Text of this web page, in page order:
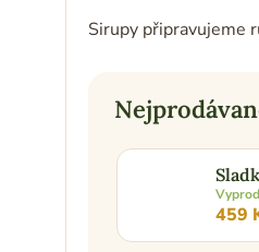
Sirupy připravujeme
459